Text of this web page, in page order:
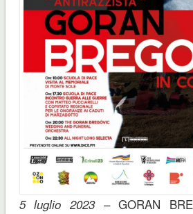
5 luglio 2023– GORAN